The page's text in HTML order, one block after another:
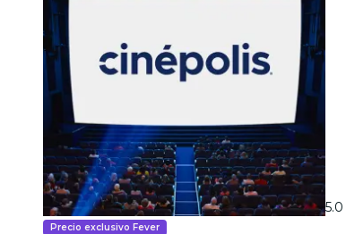
5.0
Precio exclusivo Fever